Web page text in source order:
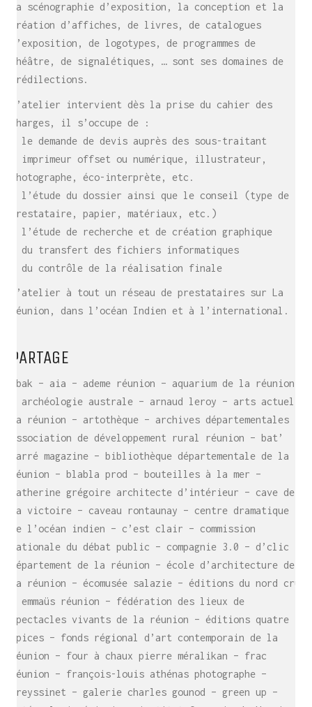
La scénographie d’exposition, la conception et la
création d’affiches, de livres, de catalogues
d’exposition, de logotypes, de programmes de
théâtre, de signalétiques, … sont ses domaines de
prédilections.
L’atelier intervient dès la prise du cahier des
charges, il s’occupe de :
– le demande de devis auprès des sous-traitant
– imprimeur offset ou numérique, illustrateur,
photographe, éco-interprète, etc.
– l’étude du dossier ainsi que le conseil (type de
prestataire, papier, matériaux, etc.)
– l’étude de recherche et de création graphique
– du transfert des fichiers informatiques
– du contrôle de la réalisation finale
L’atelier à tout un réseau de prestataires sur La
Réunion, dans l’océan Indien et à l’international.
PARTAGE
abak – aia – ademe réunion – aquarium de la réunion
– archéologie australe – arnaud leroy – arts actuels
la réunion – artothèque – archives départementales –
association de développement rural réunion – bat’
carré magazine – bibliothèque départementale de la
réunion – blabla prod – bouteilles à la mer –
catherine grégoire architecte d’intérieur – cave de
la victoire – caveau rontaunay – centre dramatique
de l’océan indien – c’est clair – commission
nationale du débat public – compagnie 3.0 – d’clic –
département de la réunion – école d’architecture de
la réunion – écomusée salazie – éditions du nord cru
– emmaüs réunion – fédération des lieux de
spectacles vivants de la réunion – éditions quatre
épices – fonds régional d’art contemporain de la
réunion – four à chaux pierre méralikan – frac
réunion – françois-louis athénas photographe –
freyssinet – galerie charles gounod – green up –